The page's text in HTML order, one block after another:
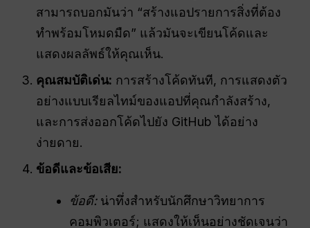
สามารถบอกมันว่า “สร้างแอปรายการสิ่งที่ต้อง
ทำพร้อมโหมดมืด” แล้วมันจะเขียนโค้ดและ
แสดงผลลัพธ์ให้คุณเห็น.
คุณสมบัติเด่น: การสร้างโค้ดทันที, การแสดงตัว
อย่างแบบเรียลไทม์ของแอปที่คุณกำลังสร้าง,
และการส่งออกโค้ดไปยัง GitHub ได้อย่าง
ง่ายดาย.
ข้อดีและข้อเสีย:
ข้อดี:น่าทึ่งสำหรับนักศึกษาวิทยาการ
คอมพิวเตอร์; แสดงให้เห็นอย่างชัดเจนว่า